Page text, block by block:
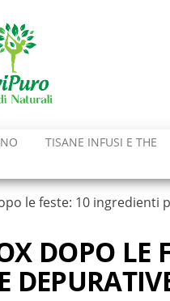
TISANE INFUSI E THE
le feste: 10 ingredienti
DOPO LE